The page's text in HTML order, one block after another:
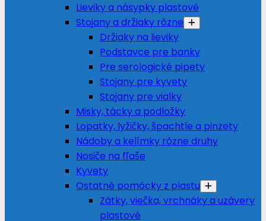
Lieviky a násypky plastové
Stojany a držiaky rôzne
Držiaky na lieviky
Podstavce pre banky
Pre serologické pipety
Stojany pre kyvety
Stojany pre vialky
Misky, tácky a podložky
Lopatky, lyžičky, špachtle a pinzety
Nádoby a kelímky rôzne druhy
Nosiče na fľaše
Kyvety
Ostatné pomôcky z plastu
Zátky, viečka, vrchnáky a uzávery
plastové